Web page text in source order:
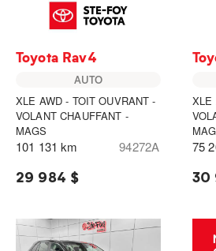
Toyota Rav4
AUTO
XLE AWD - TOIT OUVRANT -
VOLANT CHAUFFANT -
MAGS
101 131 km 94272A
29 984 $
XLE
75
30